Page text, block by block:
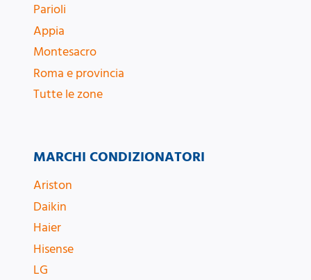
Parioli
Appia
Montesacro
Roma e provincia
Tutte le zone
MARCHI CONDIZIONATORI
Ariston
Daikin
Haier
Hisense
LG